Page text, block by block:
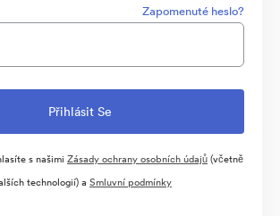
Zapomenuté heslo?
s našimi Zásady ochrany osobních údajů(včetně
technologií) a Smluvní podmínky